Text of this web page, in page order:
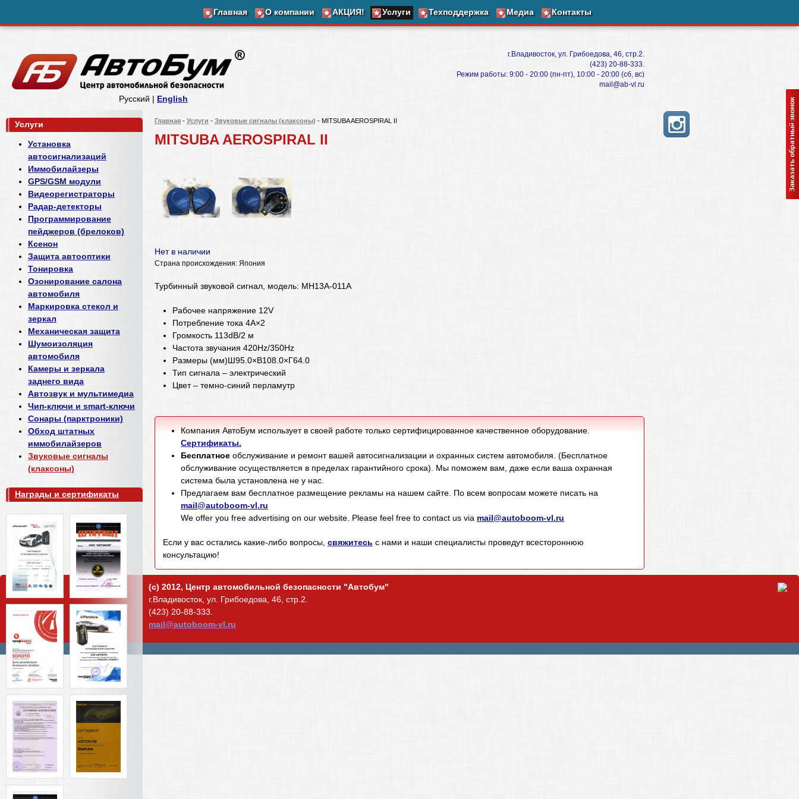
Главная О компании АКЦИЯ! Услуги Техподдержка Медиа Контакты
г.Владивосток, ул. Грибоедова, 46, стр.2.
(423) 20-88-333.
Режим работы: 9:00 - 20:00 (пн-пт), 10:00 - 20:00 (сб, вс)
mail@ab-vl.ru
Русский | English
Главная - Услуги - Звуковые сигналы (клаксоны) - MITSUBA AEROSPIRAL II
MITSUBA AEROSPIRAL II
Нет в наличии
Страна происхождения: Япония
Турбинный звуковой сигнал, модель: MH13A-011A
Рабочее напряжение 12V
Потребление тока 4A×2
Громкость 113dB/2 м
Частота звучания 420Hz/350Hz
Размеры (мм)Ш95.0×В108.0×Г64.0
Тип сигнала – электрический
Цвет – темно-синий перламутр
Компания АвтоБум использует в своей работе только сертифицированное качественное оборудование.
Сертификаты.
Бесплатное обслуживание и ремонт вашей автосигнализации и охранных систем автомобиля. (Бесплатное
обслуживание осуществляется в пределах гарантийного срока). Мы поможем вам, даже если ваша охранная
система была установлена не у нас.
Предлагаем вам бесплатное размещение рекламы на нашем сайте. По всем вопросам можете писать на
mail@autoboom-vl.ru
We offer you free advertising on our website. Please feel free to contact us via mail@autoboom-vl.ru
Если у вас остались какие-либо вопросы, свяжитесь с нами и наши специалисты проведут всестороннюю
консультацию!
Услуги
Установка
автосигнализаций
Иммобилайзеры
GPS/GSM модули
Видеорегистраторы
Радар-детекторы
Программирование
пейджеров (брелоков)
Ксенон
Защита автооптики
Тонировка
Озонирование салона
автомобиля
Маркировка стекол и
зеркал
Механическая защита
Шумоизоляция
автомобиля
Камеры и зеркала
заднего вида
Автозвук и мультимедиа
Чип-ключи и smart-ключи
Сонары (парктроники)
Обход штатных
иммобилайзеров
Звуковые сигналы
(клаксоны)
Награды и сертификаты
(c) 2012, Центр автомобильной безопасности "Автобум"
г.Владивосток, ул. Грибоедова, 46, стр.2.
(423) 20-88-333.
mail@autoboom-vl.ru